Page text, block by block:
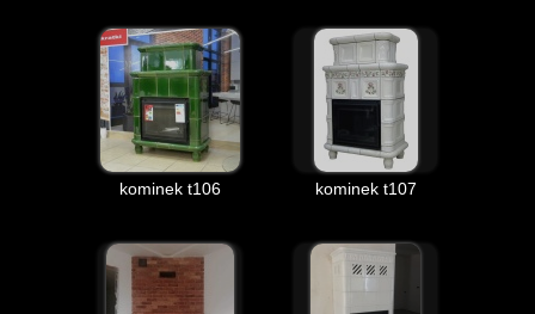
kominek t106 kominek t107